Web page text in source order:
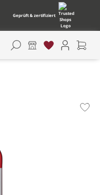
Geprüft & zertifiziert